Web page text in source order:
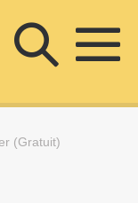
la
(Gratuit)